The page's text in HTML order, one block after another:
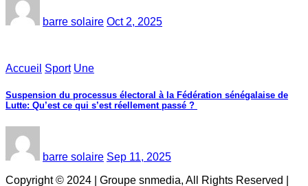
barre solaire Oct 2, 2025
Accueil Sport Une
‎Suspension du processus électoral à la Fédération sénégalaise de
Lutte: Qu’est ce qui s’est réellement passé ? ‎‎
barre solaire Sep 11, 2025
Copyright © 2024 | Groupe snmedia, All Rights Reserved